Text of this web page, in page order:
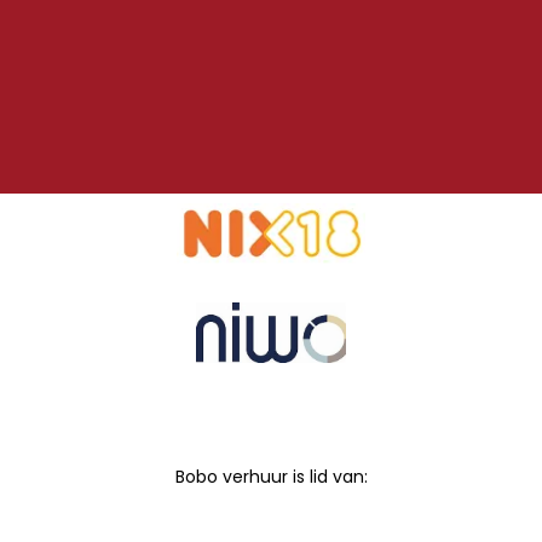
Bobo verhuur is lid van: